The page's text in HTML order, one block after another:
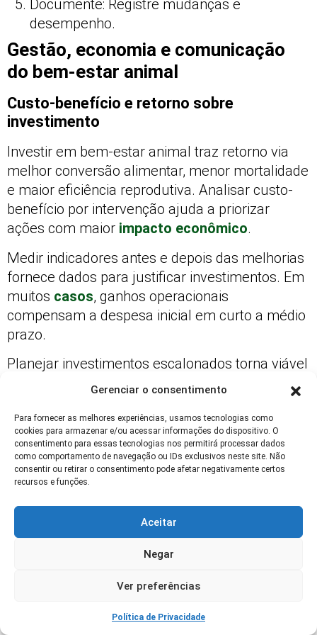
Gerenciar o consentimento
Para fornecer as melhores experiências, usamos tecnologias como
cookies para armazenar e/ou acessar informações do dispositivo. O
consentimento para essas tecnologias nos permitirá processar dados
como comportamento de navegação ou IDs exclusivos neste site. Não
consentir ou retirar o consentimento pode afetar negativamente certos
recursos e funções.
Aceitar
Negar
Ver preferências
Política de Privacidade
Documente: Registre mudanças e
desempenho.
Gestão, economia e comunicação
do bem-estar animal
Custo-benefício e retorno sobre
investimento
Investir em bem-estar animal traz retorno via
melhor conversão alimentar, menor mortalidade
e maior eficiência reprodutiva. Analisar custo-
benefício por intervenção ajuda a priorizar
ações com maior impacto econômico.
Medir indicadores antes e depois das melhorias
fornece dados para justificar investimentos. Em
muitos casos, ganhos operacionais
compensam a despesa inicial em curto a médio
prazo.
Planejar investimentos escalonados torna viável
a adoção em propriedades menores, garantindo
melhorias contínuas sem comprometer fluxo de
caixa.
Comunicação com mercado e
transparência
aumenta confiança do consumidor e abre
mercado. Rótulos claros, dados verificados e
certificações demonstram compromisso e
relatórios torna a cadeia produtiva mais